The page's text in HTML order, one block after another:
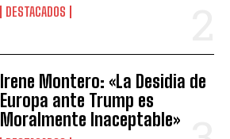
DESTACADOS
Irene Montero: «La Desidia de
Europa ante Trump es
Moralmente Inaceptable»